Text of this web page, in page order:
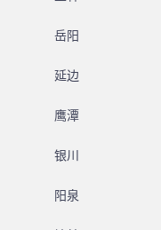
岳阳
延边
鹰潭
银川
阳泉